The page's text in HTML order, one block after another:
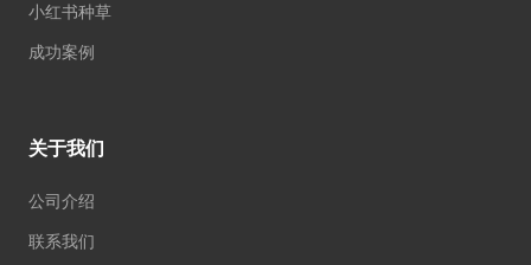
小红书种草
成功案例
关于我们
公司介绍
联系我们